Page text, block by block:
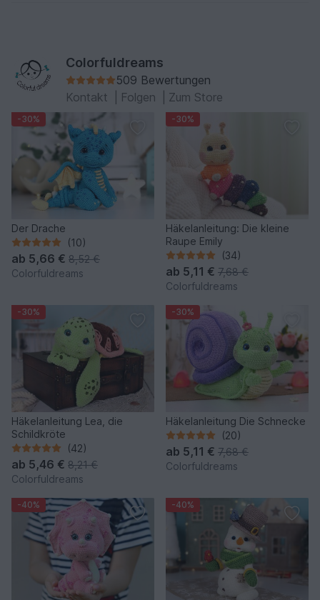
Colorfuldreams
509 Bewertungen
Kontakt
Folgen Zum Store
-30%
Der Drache
(10)
ab 5,66 € 8,52 €
Colorfuldreams
-30%
Häkelanleitung: Die kleine
Raupe Emily
(34)
ab 5,11 € 7,68 €
Colorfuldreams
-30%
Häkelanleitung Lea, die
Schildkröte
(42)
ab 5,46 € 8,21 €
Colorfuldreams
-30%
Häkelanleitung Die Schnecke
(20)
ab 5,11 € 7,68 €
Colorfuldreams
-40% -40%